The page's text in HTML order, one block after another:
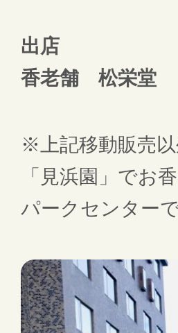
出店
香老舗 松栄堂
※上記移動販売
「見浜園」でお
パークセンター